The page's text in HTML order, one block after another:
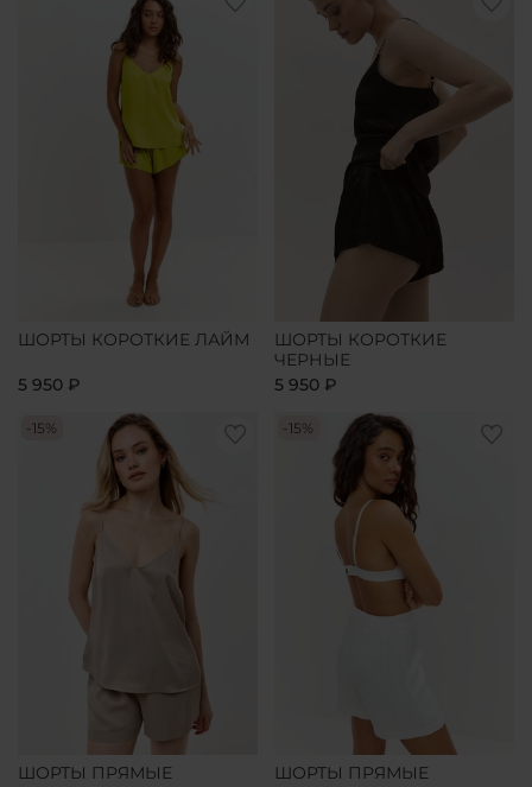
ШОРТЫ КОРОТКИЕ ЛАЙМ
5 950 ₽
ШОРТЫ КОРОТКИЕ
ЧЕРНЫЕ
5 950 ₽
-15%
ШОРТЫ ПРЯМЫЕ
-15%
ШОРТЫ ПРЯМЫЕ